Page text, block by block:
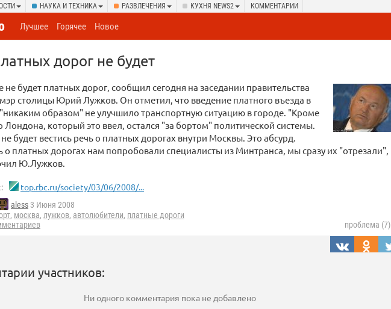
НАУКА И ТЕХНИКА РАЗВЛЕЧЕНИЯ КУХНЯ NEWS2 КОММЕНТАРИИ
Лучшее Горячее Новое
дорог не будет
не будет платных дорог, сообщил сегодня на заседании правительства
столицы Юрий Лужков. Он отметил, что введение платного въезда в
образом" не улучшило транспортную ситуацию в городе. "Кроме
Лондона, который это ввел, остался "за бортом" политической системы.
будет вестись речь о платных дорогах внутри Москвы. Это абсурд.
о платных дорогах нам попробовали специалисты из Минтранса, мы сразу их "отрезали",
Ю.Лужков.
top.rbc.ru/society/03/06/2008/...
aless 3 Июня 2008
, москва, лужков, автолюбители, платные дороги
проблема (7)
участников:
Ни одного комментария пока не добавлено